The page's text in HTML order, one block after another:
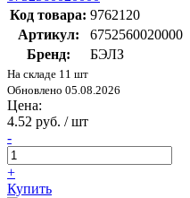
Код товара: 9762120
Артикул:
6752560020000
Бренд:
БЭЛЗ
На складе 11 шт
Обновлено 05.08.2026
Цена:
4.52 руб. / шт
-
+
Купить